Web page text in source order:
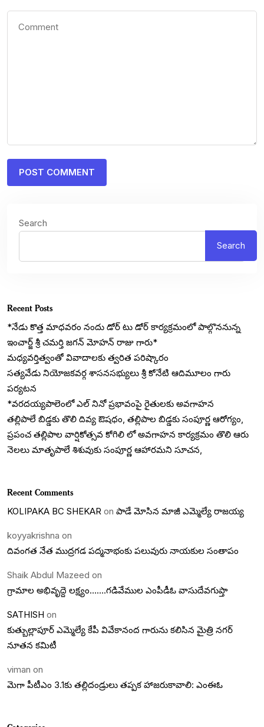
Search
Search
Recent Posts
*నేడు కొత్త మాధవరం నందు డోర్ టు డోర్ కార్యక్రమంలో పాల్గొననున్న
ఇంచార్జ్ శ్రీ చమర్తి జగన్ మోహన్ రాజు గారు*
మధ్యవర్తిత్వంతో వివాదాలకు త్వరిత పరిష్కారం
సత్యవేడు నియోజకవర్గ శాసనసభ్యులు శ్రీ కోనేటి ఆదిమూలం గారు
పర్యటన
*వరదయ్యపాలెంలో ఎల్ నినో ప్రభావంపై రైతులకు అవగాహన
తల్లిపాలే బిడ్డకు తొలి దివ్య ఔషధం, తల్లిపాల బిడ్డకు సంపూర్ణ ఆరోగ్యం,
ప్రపంచ తల్లిపాల వార్షికోత్సవ కోగిలి లో అవగాహన కార్యక్రమం తొలి ఆరు
నెలలు మాతృపాలే శిశువుకు సంపూర్ణ ఆహారమని సూచన,
Recent Comments
KOLIPAKA BC SHEKAR on పాడే మోసిన మాజీ ఎమ్మెల్యే రాజయ్య
koyyakrishna on
దివంగత నేత ముద్రగడ పద్మనాభంకు పలువురు నాయకుల సంతాపం
Shaik Abdul Mazeed on
గ్రామాల అభివృద్దె లక్ష్యం…….గడివేముల ఎంపీడీఓ వాసుదేవగుప్తా
SATHISH on
కుత్బుల్లాపూర్ ఎమ్మెల్యే కేపీ వివేకానంద గారును కలిసిన మైత్రి నగర్
నూతన కమిటీ
viman on
మెగా పీటీఎం 3.1కు తల్లిదండ్రులు తప్పక హాజరుకావాలి: ఎంఈఓ